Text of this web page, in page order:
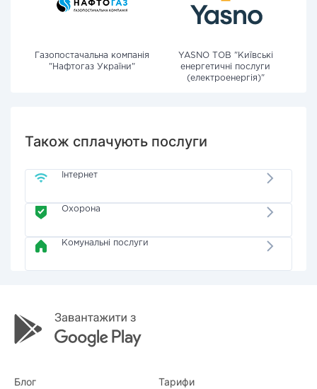
Газопостачальна компанія
"Нафтогаз України"
YASNO ТОВ "Київські
енергетичні послуги
(електроенергія)"
Також сплачують послуги
Інтернет
Охорона
Комунальні послуги
Блог Тарифи